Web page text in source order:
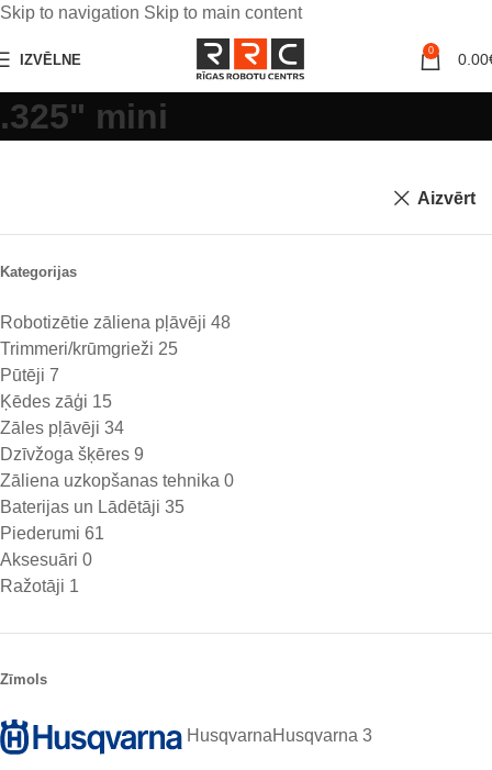
Skip to navigation Skip to main content
IZVĒLNE
0 0.00
.325" mini
Aizvērt
Kategorijas
Robotizētie zāliena pļāvēji 48
Trimmeri/krūmgrieži 25
Pūtēji 7
Ķēdes zāģi 15
Zāles pļāvēji 34
Dzīvžoga šķēres 9
Zāliena uzkopšanas tehnika 0
Baterijas un Lādētāji 35
Piederumi 61
Aksesuāri 0
Ražotāji 1
Zīmols
HusqvarnaHusqvarna 3